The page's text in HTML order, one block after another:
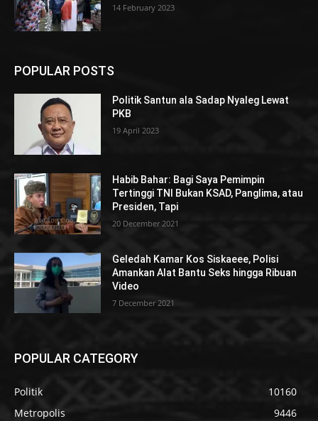
14 February 2023
POPULAR POSTS
Politik Santun ala Sadap Nyaleg Lewat
PKB
19 April 2023
Habib Bahar: Bagi Saya Pemimpin
Tertinggi TNI Bukan KSAD, Panglima, atau
Presiden, Tapi
20 December 2021
Geledah Kamar Kos Siskaeee, Polisi
Amankan Alat Bantu Seks hingga Ribuan
Video
7 December 2021
POPULAR CATEGORY
Politik
10160
Metropolis
9446